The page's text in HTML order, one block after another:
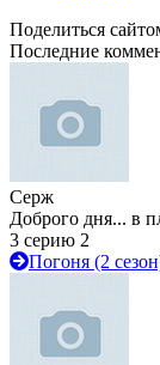
Поделиться
Последние
Серж
Доброго дня... в
3 серию 2
Погоня (2